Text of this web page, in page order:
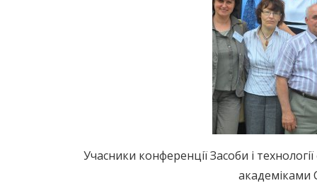
Учасники конференції Засоби і